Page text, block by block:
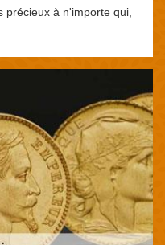
précieux à n'importe qui,